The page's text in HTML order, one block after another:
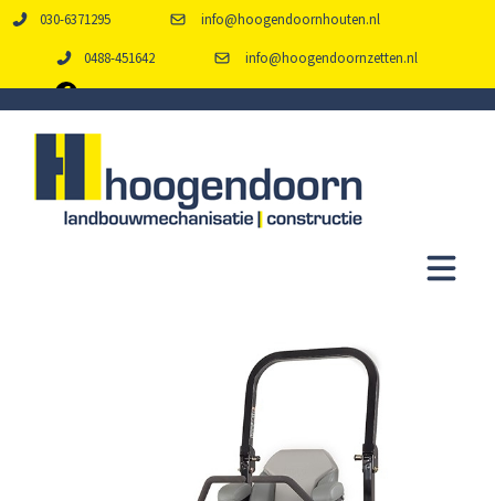
030-6371295 info@hoogendoornhouten.nl
0488-451642 info@hoogendoornzetten.nl